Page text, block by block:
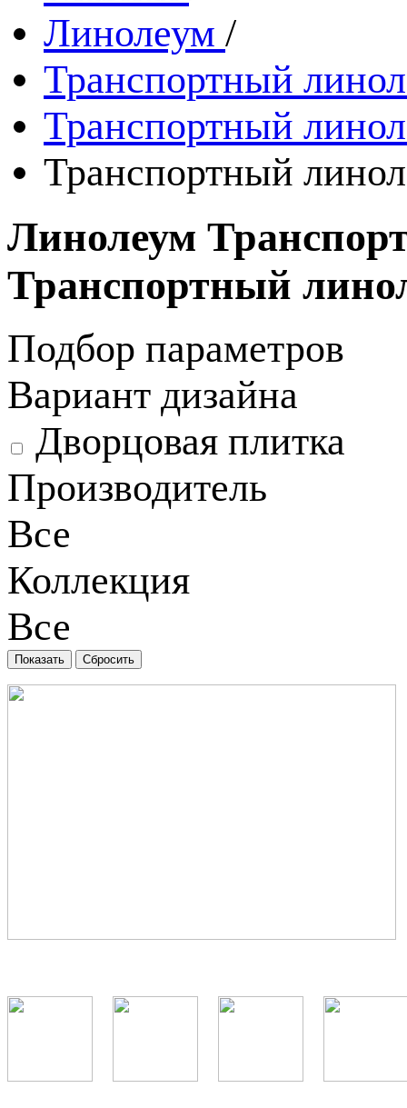
Линолеум /
Транспортный
Транспортный
Транспортный
Линолеум
Транспортный
Подбор параметров
Вариант дизайна
Дворцовая плитка
Производитель
Все
Коллекция
Все